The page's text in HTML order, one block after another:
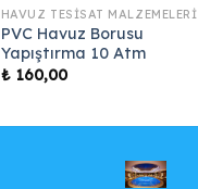
HAVUZ TESISAT MALZEMELERI
PVC Havuz Borusu
Yapıştırma 10 Atm
₺160,00